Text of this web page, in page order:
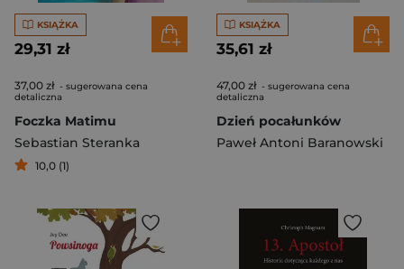
KSIĄŻKA
29,31 zł
37,00 zł - sugerowana cena
detaliczna
Foczka Matimu
Sebastian Steranka
10,0 (1)
KSIĄŻKA
35,61 zł
47,00 zł - sugerowana cena
detaliczna
Dzień pocałunków
Paweł Antoni Baranowski